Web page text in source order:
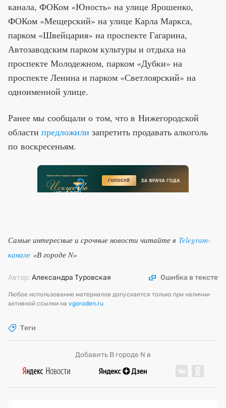
канала, ФОКом «Юность» на улице Ярошенко,
ФОКом «Мещерский» на улице Карла Маркса,
парком «Швейцария» на проспекте Гагарина,
Автозаводским парком культуры и отдыха на
проспекте Молодежном, парком «Дубки» на
проспекте Ленина и парком «Светлоярский» на
одноименной улице.
Ранее мы сообщали о том, что в Нижегородской
области предложили запретить продавать алкоголь
по воскресеньям.
Самые интересные и срочные новости читайте в Telegram-
канале «В городе N»
Автор: Александра Туровская Ошибка в тексте
Любое использование материалов допускается только при наличии
активной ссылки на vgoroden.ru
Теги
Добавить В городе N в